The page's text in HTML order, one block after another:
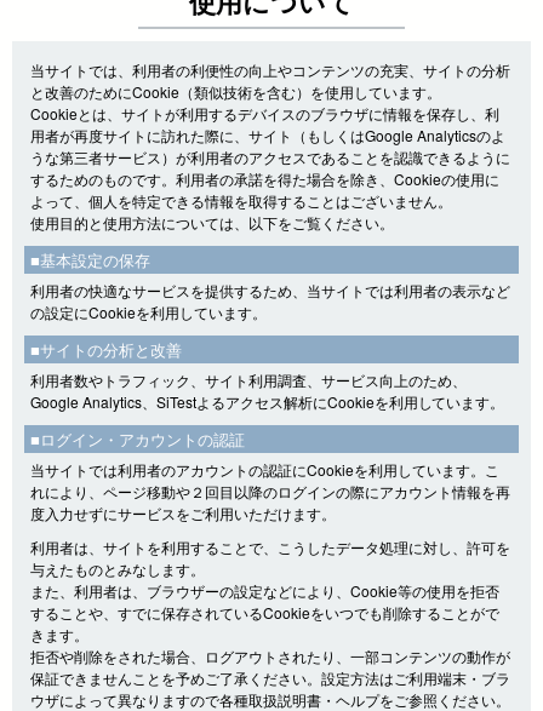
当サイトでは、利用者の利便性の向上やコンテンツの充実、サイトの分析
と改善のためにCookie（類似技術を含む）を使用しています。
Cookieとは、サイトが利用するデバイスのブラウザに情報を保存し、利
用者が再度サイトに訪れた際に、サイト（もしくはGoogle Analyticsのよ
うな第三者サービス）が利用者のアクセスであることを認識できるように
するためのものです。利用者の承諾を得た場合を除き、Cookieの使用に
よって、個人を特定できる情報を取得することはございません。
使用目的と使用方法については、以下をご覧ください。
■基本設定の保存
利用者の快適なサービスを提供するため、当サイトでは利用者の表示など
の設定にCookieを利用しています。
■サイトの分析と改善
利用者数やトラフィック、サイト利用調査、サービス向上のため、
Google Analytics、SiTestよるアクセス解析にCookieを利用しています。
■ログイン・アカウントの認証
当サイトでは利用者のアカウントの認証にCookieを利用しています。こ
れにより、ページ移動や２回目以降のログインの際にアカウント情報を再
度入力せずにサービスをご利用いただけます。
利用者は、サイトを利用することで、こうしたデータ処理に対し、許可を
与えたものとみなします。
また、利用者は、ブラウザーの設定などにより、Cookie等の使用を拒否
することや、すでに保存されているCookieをいつでも削除することがで
きます。
拒否や削除をされた場合、ログアウトされたり、一部コンテンツの動作が
保証できませんことを予めご了承ください。設定方法はご利用端末・ブラ
ウザによって異なりますので各種取扱説明書・ヘルプをご参照ください。